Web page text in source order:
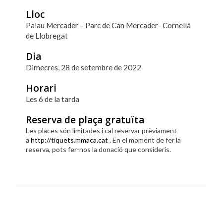
Lloc
Palau Mercader – Parc de Can Mercader- Cornellà
de Llobregat
Dia
Dimecres, 28 de setembre de 2022
Horari
Les 6 de la tarda
Reserva de plaça gratuïta
Les places són limitades i cal reservar prèviament
ahttp://tiquets.mmaca.cat . En el moment de fer la
reserva, pots fer-nos la donació que consideris.